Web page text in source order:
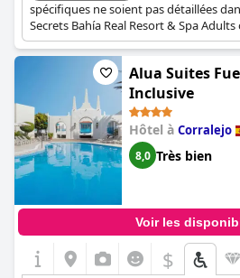
spécifiques ne soient pas détaillées
Secrets Bahía Real Resort & Spa
accessible dans la liste des hôtels, ce
installations pour les clients ayant des
Alua Suites
Inclusive
Hôtel à Corralejo
8,0 Très bien
Voir les
$